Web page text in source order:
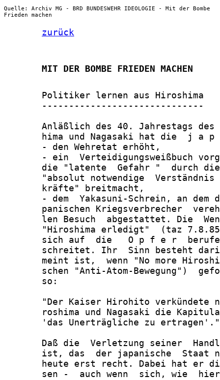
Quelle: Archiv MG - BRD BUNDESWEHR IDEOLOGIE - Mit der Bombe
Frieden machen
zurück
       MIT DER BOMBE FRIEDEN MACHEN